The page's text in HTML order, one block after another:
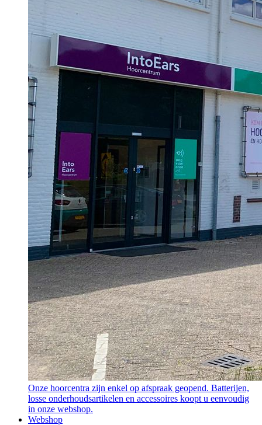
Onze hoorcentra zijn enkel op afspraak geopend. Batterijen,
losse onderhoudsartikelen en accessoires koopt u eenvoudig
in onze webshop.
Webshop